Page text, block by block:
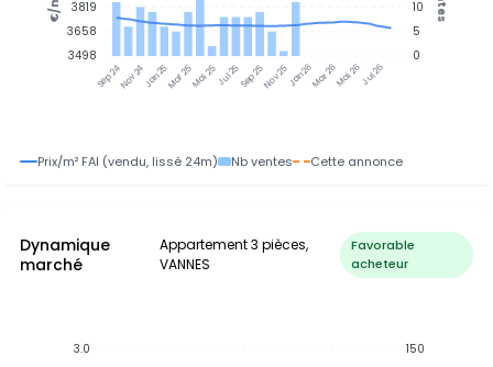
Sep 24Nov 24Jan 25Mar 25Mai 25Jul 25Sep 25Nov 25Jan 26Mar 26Mai 26Jul 26
10
5
0
3819
3658
3498
Prix/m² FAI (vendu, lissé 24m) Nb ventes Cette annonce
Dynamique
marché
Appartement 3 pièces,
VANNES
Favorable
acheteur
150
3.0